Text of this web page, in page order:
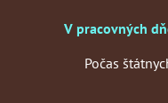
V pracovných
Počas